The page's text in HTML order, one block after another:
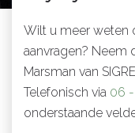
Wilt u meer weten
aanvragen? Neem
Marsman van
Telefonisch via 06 -
onderstaande